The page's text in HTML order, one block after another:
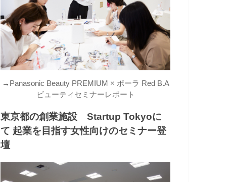
→ Panasonic Beauty PREMIUM × ポーラ Red B.A
ビューティセミナーレポート
東京都の創業施設 Startup Tokyoに
て 起業を目指す女性向けのセミナー登
壇